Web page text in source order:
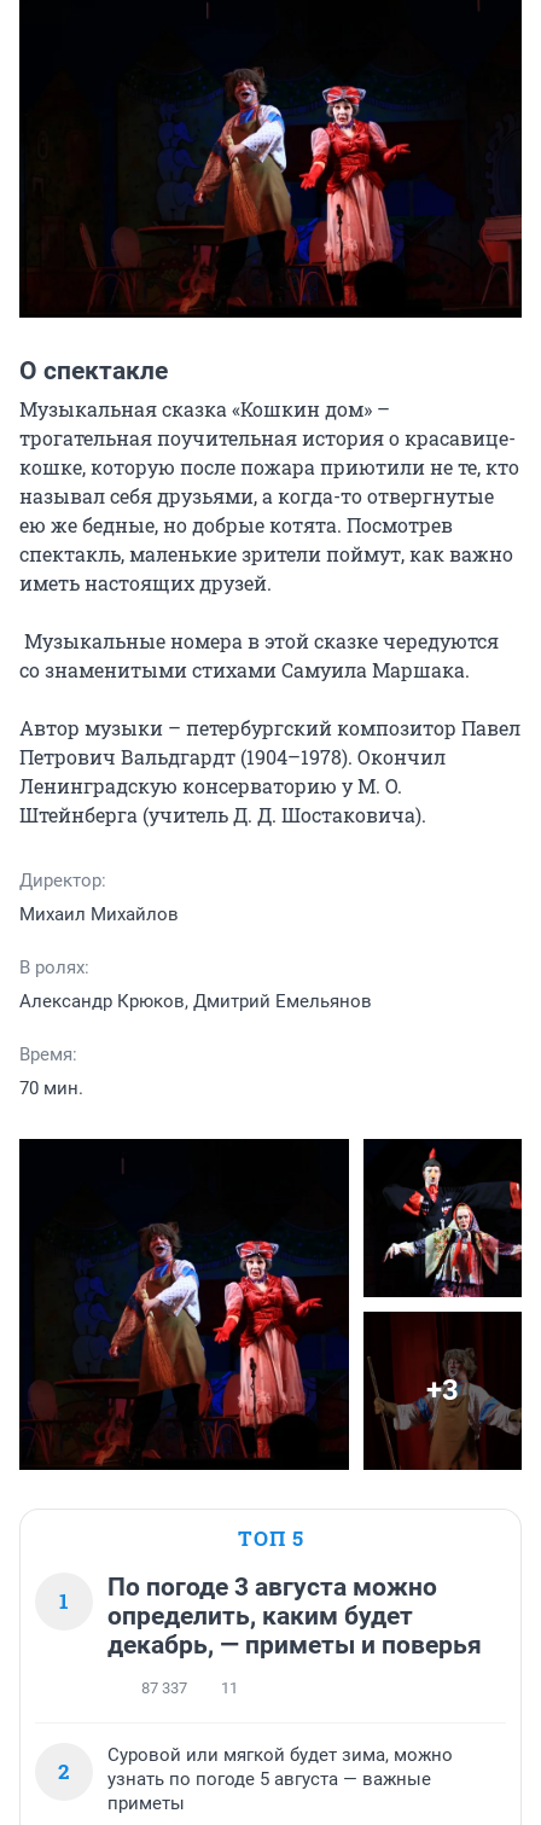
О спектакле
Музыкальная сказка «Кошкин дом» –
трогательная поучительная история о красавице-
кошке, которую после пожара приютили не те, кто
называл себя друзьями, а когда-то отвергнутые
ею же бедные, но добрые котята. Посмотрев
спектакль, маленькие зрители поймут, как важно
иметь настоящих друзей.
со знаменитыми стихами Самуила Маршака.
Автор музыки – петербургский композитор Павел
Петрович Вальдгардт (1904–1978). Окончил
Ленинградскую консерваторию у М. О.
Штейнберга (учитель Д. Д. Шостаковича).
Директор:
Михаил Михайлов
В ролях:
Александр Крюков, Дмитрий Емельянов
Время:
70 мин.
+3
ТОП 5
1
По погоде 3 августа можно
определить, каким будет
декабрь, — приметы и поверья
87 337 11
2
Суровой или мягкой будет зима, можно
узнать по погоде 5 августа — важные
приметы